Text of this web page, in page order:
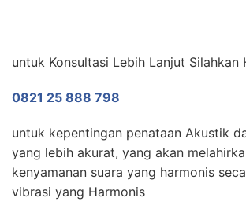
untuk Konsultasi Lebih Lanjut Silahkan
0821 25 888 798
untuk kepentingan penataan Akustik
yang lebih akurat, yang akan
kenyamanan suara yang harmonis
vibrasi yang Harmonis